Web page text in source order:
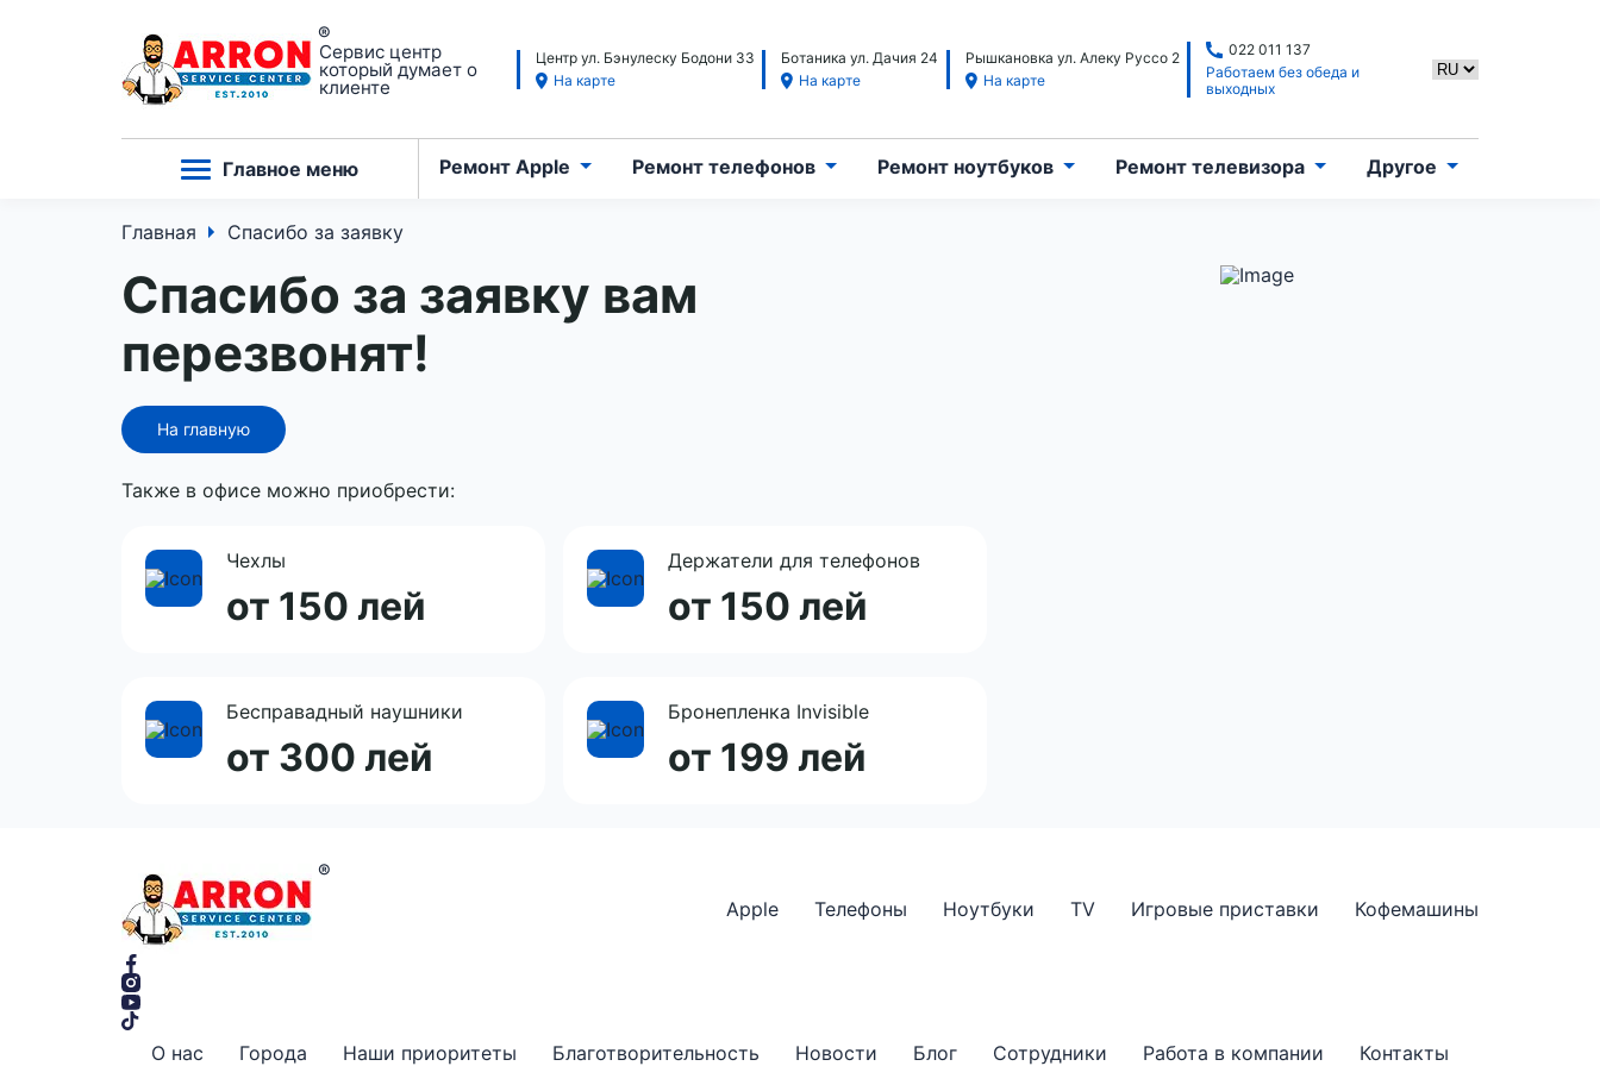
Сервис центр
который думает о
клиенте
Центр ул. Бэнулеску Бодони 33
На карте
Ботаника ул. Дачия 24
На карте
Рышкановка ул. Алеку Руссо 2
На карте
022 011 137
Работаем без обеда и
выходных
Главное меню Ремонт Apple Ремонт телефонов Ремонт ноутбуков Ремонт телевизора Другое
Главная Спасибо за заявку
Спасибо за заявку вам
перезвонят!
На главную
Также в офисе можно приобрести:
Чехлы
от 150 лей
Держатели для телефонов
от 150 лей
Бесправадный наушники
от 300 лей
Бронепленка Invisible
от 199 лей
Apple Телефоны Ноутбуки TV Игровые приставки Кофемашины
О нас Города Наши приоритеты Благотворительность Новости Блог Сотрудники Работа в компании
Контакты